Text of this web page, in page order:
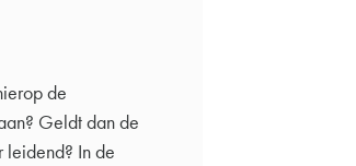
de
Geldt dan de
leidend? In de